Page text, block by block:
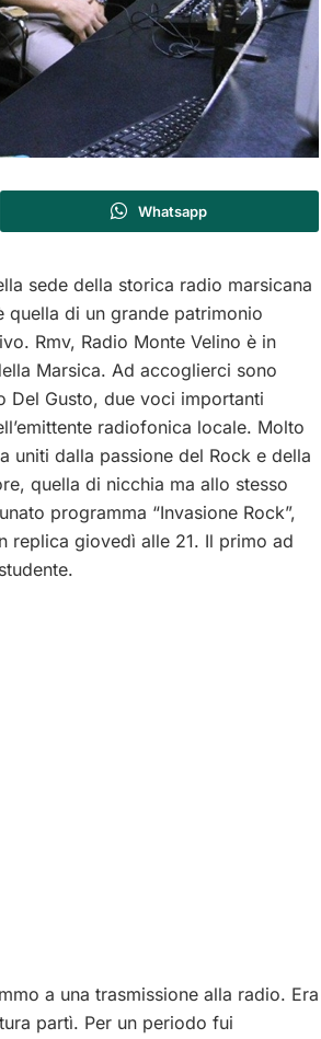
Whatsapp
sede della storica radio marsicana
quella di un grande patrimonio
Rmv, Radio Monte Velino è in
Marsica. Ad accoglierci sono
Del Gusto, due voci importanti
radiofonica locale. Molto
uniti dalla passione del Rock e della
quella di nicchia ma allo stesso
programma “Invasione Rock”,
replica giovedì alle 21. Il primo ad
a una trasmissione alla radio. Era
partì. Per un periodo fui